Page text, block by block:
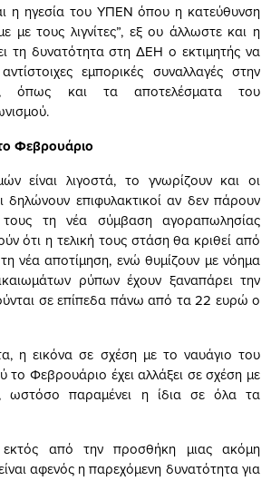
η ηγεσία του ΥΠΕΝ όπου η κατεύθυνση
με τους λιγνίτες”, εξ ου άλλωστε και η
τη δυνατότητα στη ΔΕΗ ο εκτιμητής να
εμπορικές συναλλαγές στην
όπως και τα αποτελέσματα του
Φεβρουάριο
είναι λιγοστά, το γνωρίζουν και οι
δηλώνουν επιφυλακτικοί αν δεν πάρουν
τη νέα σύμβαση αγοραπωλησίας
ότι η τελική τους στάση θα κριθεί από
νέα αποτίμηση, ενώ θυμίζουν με νόημα
ρύπων έχουν ξαναπάρει την
σε επίπεδα πάνω από τα 22 ευρώ ο
η εικόνα σε σχέση με το ναυάγιο του
το Φεβρουάριο έχει αλλάξει σε σχέση με
ωστόσο παραμένει η ίδια σε όλα τα
από την προσθήκη μιας ακόμη
είναι αφενός η παρεχόμενη δυνατότητα για